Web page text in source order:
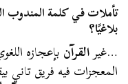
بلاغيًا؟
…غيرالقرآنبإعجازه
المعجزات فيه فريق تاني